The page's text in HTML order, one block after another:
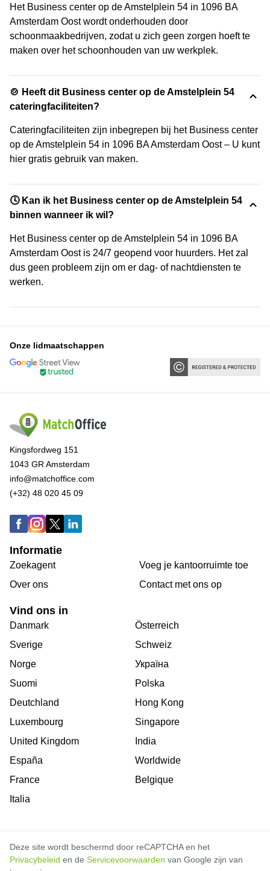
Het Business center op de Amstelplein 54 in 1096 BA
Amsterdam Oost wordt onderhouden door
schoonmaakbedrijven, zodat u zich geen zorgen hoeft te
maken over het schoonhouden van uw werkplek.
🍲 Heeft dit Business center op de Amstelplein 54
cateringfaciliteiten?
Cateringfaciliteiten zijn inbegrepen bij het Business center
op de Amstelplein 54 in 1096 BA Amsterdam Oost – U kunt
hier gratis gebruik van maken.
🕓 Kan ik het Business center op de Amstelplein 54
binnen wanneer ik wil?
Het Business center op de Amstelplein 54 in 1096 BA
Amsterdam Oost is 24/7 geopend voor huurders. Het zal
dus geen probleem zijn om er dag- of nachtdiensten te
werken.
Onze lidmaatschappen
Kingsfordweg 151
1043 GR Amsterdam
info@matchoffice.com
(+32) 48 020 45 09
Informatie
Zoekagent
Over ons
Voeg je kantoorruimte toe
Сontact met ons op
Vind ons in
Danmark
Sverige
Norge
Suomi
Deutchland
Luxembourg
United Kingdom
España
France
Italia
Österreich
Schweiz
Україна
Polska
Hong Kong
Singapore
India
Worldwide
Belgique
Deze site wordt beschermd door reCAPTCHA en het
Privacybeleid en de Servicevoorwaarden van Google zijn van